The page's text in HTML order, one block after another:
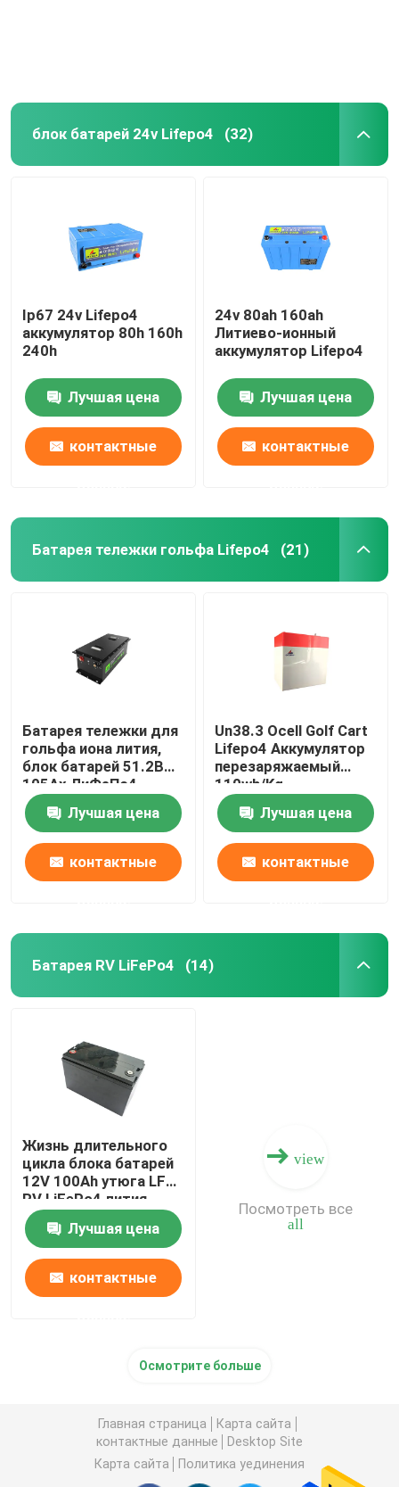
блок батарей 24v Lifepo4 (32)
Ip67 24v Lifepo4
аккумулятор 80h 160h
240h
Лучшая цена
контактные
24v 80ah 160ah
Литиево-ионный
аккумулятор Lifepo4
Лучшая цена
контактные
Батарея тележки гольфа Lifepo4 (21)
Батарея тележки для
гольфа иона лития,
блок батарей 51.2В
105Ах ЛиФеПо4
Лучшая цена
контактные
Un38.3 Ocell Golf Cart
Lifepo4 Аккумулятор
перезаряжаемый
110wh/Kg
Лучшая цена
контактные
Батарея RV LiFePo4 (14)
Жизнь длительного
цикла блока батарей
12V 100Ah утюга LFP
RV LiFePo4 лития
Лучшая цена
контактные
view
all
Посмотреть все
Осмотрите больше
Главная страница
Карта сайта
контактные данные
Desktop Site
Карта сайта
Политика уединения